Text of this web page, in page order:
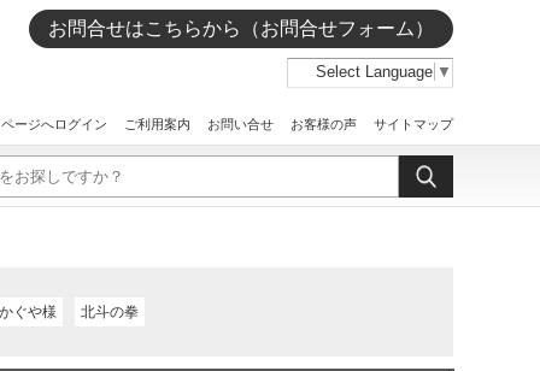
お問合せはこちらから（お問合せフォーム）
Select Language ▼
ージへログイン ご利用案内 お問い合せ お客様の声 サイトマップ
かぐや様 北斗の拳